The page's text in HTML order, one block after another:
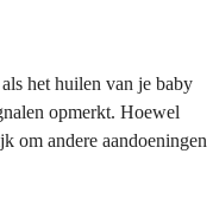
het huilen van je baby
opmerkt. Hoewel
om andere aandoeningen